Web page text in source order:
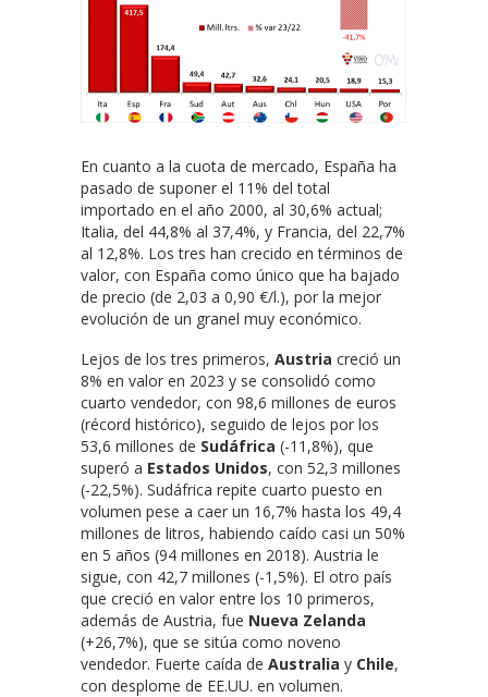
En cuanto a la cuota de mercado, España ha
pasado de suponer el 11% del total
importado en el año 2000, al 30,6% actual;
Italia, del 44,8% al 37,4%, y Francia, del 22,7%
al 12,8%. Los tres han crecido en términos de
valor, con España como único que ha bajado
de precio (de 2,03 a 0,90 €/l.), por la mejor
evolución de un granel muy económico.
Lejos de los tres primeros, Austria creció un
8% en valor en 2023 y se consolidó como
cuarto vendedor, con 98,6 millones de euros
(récord histórico), seguido de lejos por los
53,6 millones de Sudáfrica (-11,8%), que
superó a Estados Unidos, con 52,3 millones
(-22,5%). Sudáfrica repite cuarto puesto en
volumen pese a caer un 16,7% hasta los 49,4
millones de litros, habiendo caído casi un 50%
en 5 años (94 millones en 2018). Austria le
sigue, con 42,7 millones (-1,5%). El otro país
que creció en valor entre los 10 primeros,
además de Austria, fue Nueva Zelanda
(+26,7%), que se sitúa como noveno
vendedor. Fuerte caída de Australia y Chile,
con desplome de EE.UU. en volumen.